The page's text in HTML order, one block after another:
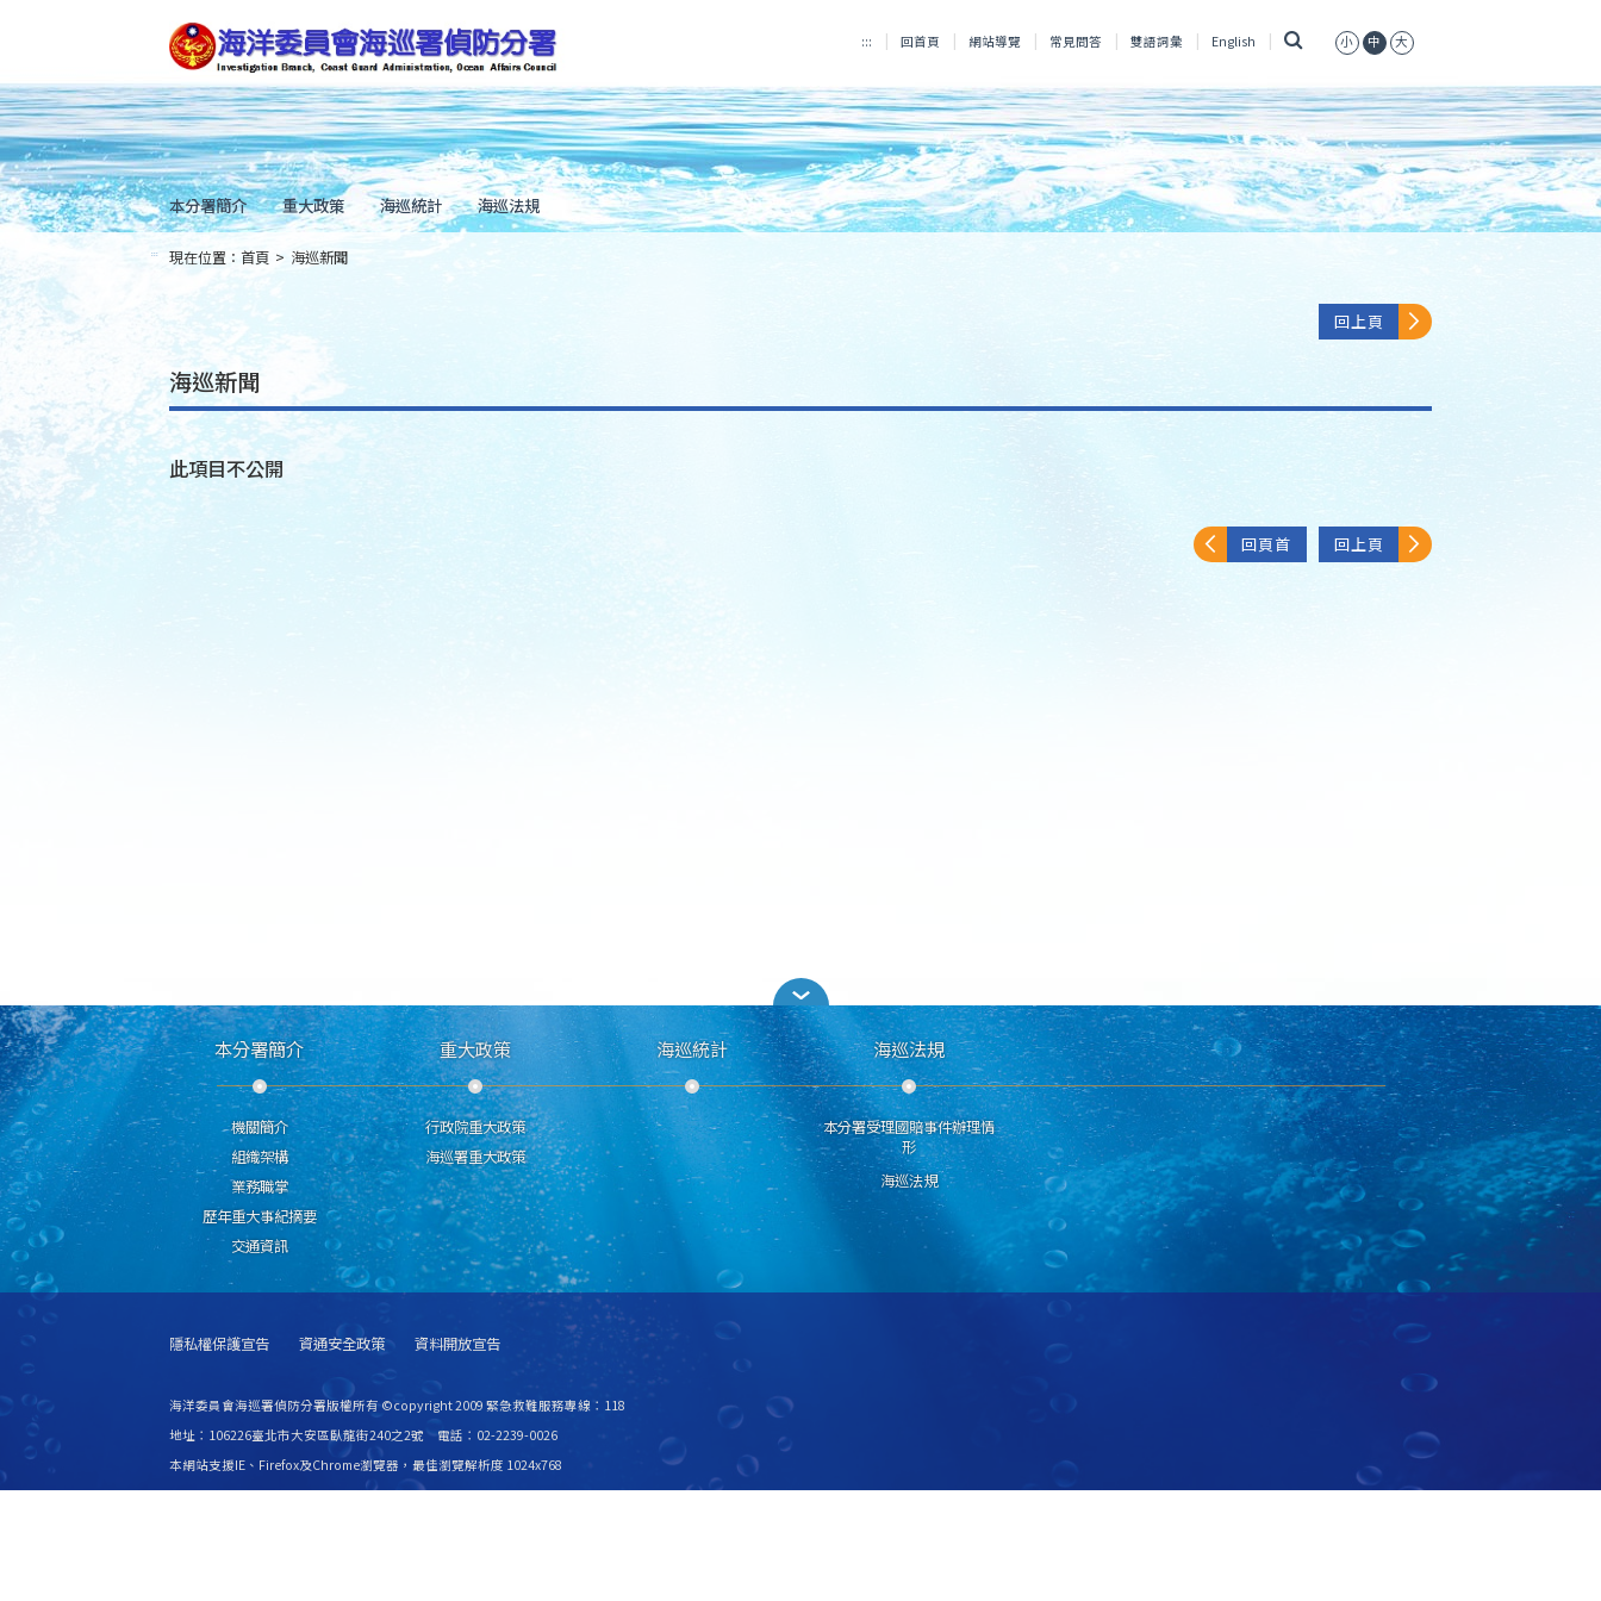
到
主
要
內
容
Skip
to
main
content
::: 回首頁 網站導覽 常見問答 雙語詞彙 English 小 中 大
本分署簡介 重大政策 海巡統計 海巡法規
::: 現在位置： 首頁 > 海巡新聞
回上頁
海巡新聞
此項目不公開
回頁首 回上頁
本分署簡介
機關簡介
組織架構
業務職掌
歷年重大事紀摘要
交通資訊
重大政策
行政院重大政策
海巡署重大政策
海巡統計 海巡法規
本分署受理國賠事件辦理情
形
海巡法規
隱私權保護宣告 資通安全政策 資料開放宣告
海洋委員會海巡署偵防分署版權所有 ©copyright 2009 緊急救難服務專線：118
地址：106226臺北市大安區臥龍街240之2號 電話：02-2239-0026
本網站支援IE、Firefox及Chrome瀏覽器，最佳瀏覽解析度 1024x768
更新日期115年08月06日 瀏覽人次2810354